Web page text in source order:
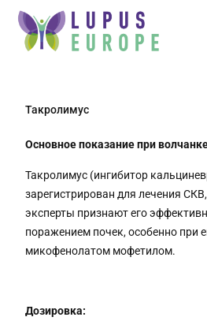
Такролимус
Основное показание при
Такролимус (ингибитор
зарегистрирован для лечения
эксперты признают его
поражением почек, особенно при
микофенолатом мофетилом.
Дозировка: